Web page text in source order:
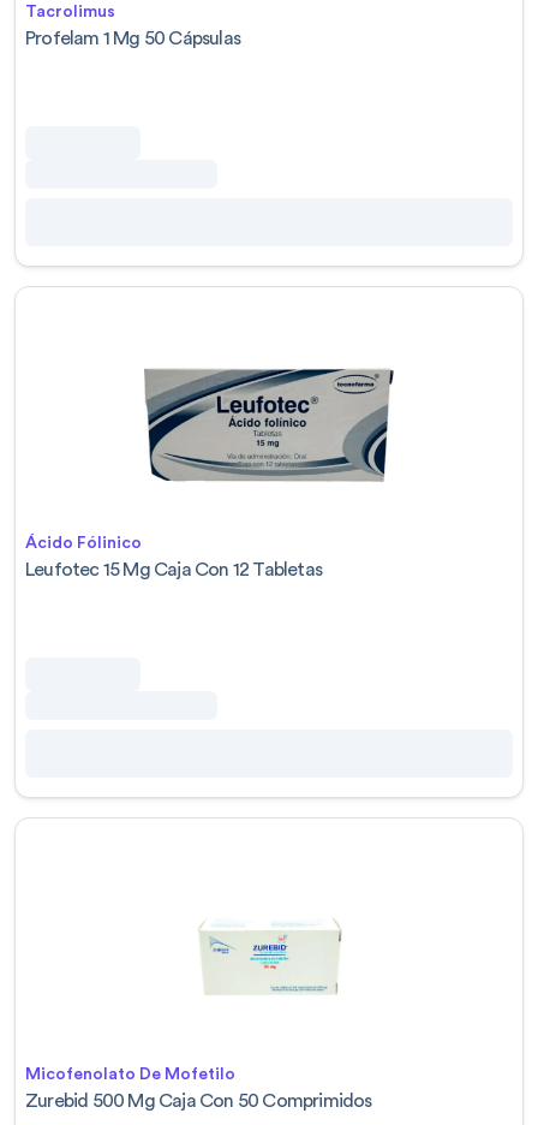
Tacrolimus
Profelam 1 Mg 50 Cápsulas
Ácido Fólinico
Leufotec 15 Mg Caja Con 12 Tabletas
Micofenolato De Mofetilo
Zurebid 500 Mg Caja Con 50 Comprimidos